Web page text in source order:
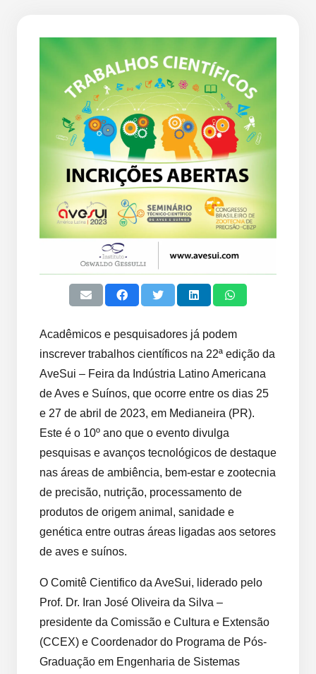
Acadêmicos e pesquisadores já podem
inscrever trabalhos científicos na 22ª edição da
AveSui – Feira da Indústria Latino Americana
de Aves e Suínos, que ocorre entre os dias 25
e 27 de abril de 2023, em Medianeira (PR).
Este é o 10º ano que o evento divulga
pesquisas e avanços tecnológicos de destaque
nas áreas de ambiência, bem-estar e zootecnia
de precisão, nutrição, processamento de
produtos de origem animal, sanidade e
genética entre outras áreas ligadas aos setores
de aves e suínos.
O Comitê Cientifico da AveSui, liderado pelo
Prof. Dr. Iran José Oliveira da Silva –
presidente da Comissão e Cultura e Extensão
(CCEX) e Coordenador do Programa de Pós-
Graduação em Engenharia de Sistemas